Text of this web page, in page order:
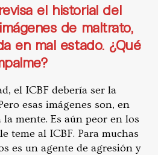
el historial del
de maltrato,
en mal estado. ¿Qué
el ICBF debería ser la
esas imágenes son, en
mente. Es aún peor en los
teme al ICBF. Para muchas
es un agente de agresión y